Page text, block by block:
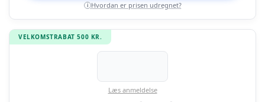
i Hvordan er prisen udregnet?
VELKOMSTRABAT 500 KR.
Læs anmeldelse